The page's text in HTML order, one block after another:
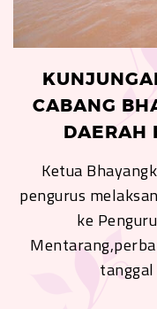
CABANG
DAERAH
Ketua
pengurus
ke